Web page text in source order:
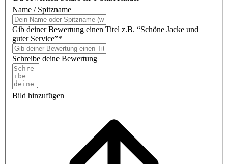
Name / Spitzname
Gib deiner Bewertung einen Titel z.B. “Schöne Jacke und
guter Service”*
Schreibe deine Bewertung
Bild hinzufügen